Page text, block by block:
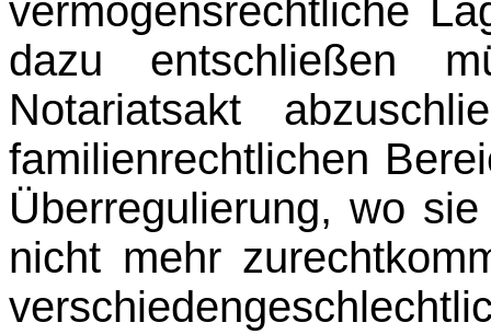
vermögensrechtliche
dazu entschließen
Notariatsakt
familienrechtlichen
Überregu­lierung, wo
nicht mehr